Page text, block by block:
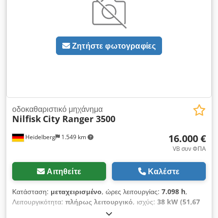
Ζητήστε φωτογραφίες
Heidelberg 1.549 km
οδοκαθαριστικό μηχάνημα
Nilfisk City Ranger 3500
16.000 €
VB συν ΦΠΑ
Αιτηθείτε Καλέστε
Κατάσταση: μεταχειρισμένο, ώρες λειτουργίας: 7.098 h,
Λειτουργικότητα: πλήρως λειτουργικό, ισχύς: 38 kW (51,67
07/2018